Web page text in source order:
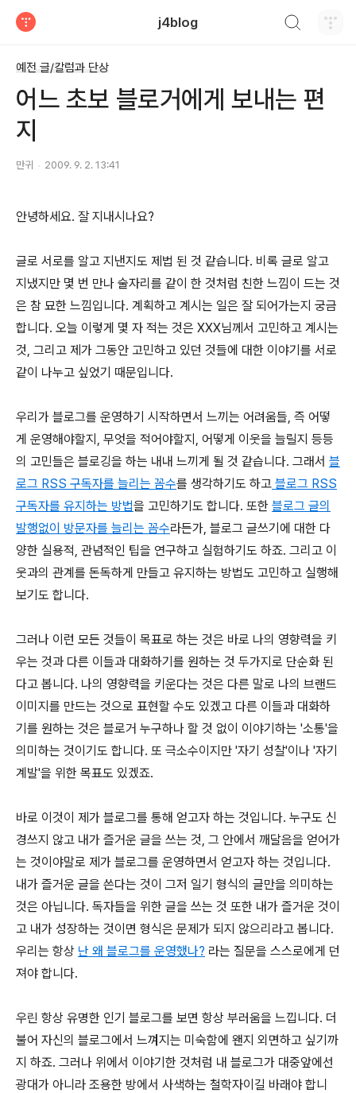
j4blog
예전 글/칼럼과 단상
어느 초보 블로거에게 보내는 편
지
만귀 2009. 9. 2. 13:41
안녕하세요. 잘 지내시나요?
글로 서로를 알고 지낸지도 제법 된 것 같습니다. 비록 글로 알고
지냈지만 몇 번 만나 술자리를 같이 한 것처럼 친한 느낌이 드는 것
은 참 묘한 느낌입니다. 계획하고 계시는 일은 잘 되어가는지 궁금
합니다. 오늘 이렇게 몇 자 적는 것은 XXX님께서 고민하고 계시는
것, 그리고 제가 그동안 고민하고 있던 것들에 대한 이야기를 서로
같이 나누고 싶었기 때문입니다.
우리가 블로그를 운영하기 시작하면서 느끼는 어려움들, 즉 어떻
게 운영해야할지, 무엇을 적어야할지, 어떻게 이웃을 늘릴지 등등
의 고민들은 블로깅을 하는 내내 느끼게 될 것 같습니다. 그래서 블
로그 RSS 구독자를 늘리는 꼼수를 생각하기도 하고 블로그 RSS
구독자를 유지하는 방법을 고민하기도 합니다. 또한 블로그 글의
발행없이 방문자를 늘리는 꼼수라든가, 블로그 글쓰기에 대한 다
양한 실용적, 관념적인 팁을 연구하고 실험하기도 하죠. 그리고 이
웃과의 관계를 돈독하게 만들고 유지하는 방법도 고민하고 실행해
보기도 합니다.
그러나 이런 모든 것들이 목표로 하는 것은 바로 나의 영향력을 키
우는 것과 다른 이들과 대화하기를 원하는 것 두가지로 단순화 된
다고 봅니다. 나의 영향력을 키운다는 것은 다른 말로 나의 브랜드
이미지를 만드는 것으로 표현할 수도 있겠고 다른 이들과 대화하
기를 원하는 것은 블로거 누구하나 할 것 없이 이야기하는 '소통'을
의미하는 것이기도 합니다. 또 극소수이지만 '자기 성찰'이나 '자기
계발'을 위한 목표도 있겠죠.
바로 이것이 제가 블로그를 통해 얻고자 하는 것입니다. 누구도 신
경쓰지 않고 내가 즐거운 글을 쓰는 것, 그 안에서 깨달음을 얻어가
는 것이야말로 제가 블로그를 운영하면서 얻고자 하는 것입니다.
내가 즐거운 글을 쓴다는 것이 그저 일기 형식의 글만을 의미하는
것은 아닙니다. 독자들을 위한 글을 쓰는 것 또한 내가 즐거운 것이
고 내가 성장하는 것이면 형식은 문제가 되지 않으리라고 봅니다.
우리는 항상 난 왜 블로그를 운영했나? 라는 질문을 스스로에게 던
져야 합니다.
우린 항상 유명한 인기 블로그를 보면 항상 부러움을 느낍니다. 더
불어 자신의 블로그에서 느껴지는 미숙함에 왠지 외면하고 싶기까
지 하죠. 그러나 위에서 이야기한 것처럼 내 블로그가 대중앞에선
광대가 아니라 조용한 방에서 사색하는 철학자이길 바래야 합니